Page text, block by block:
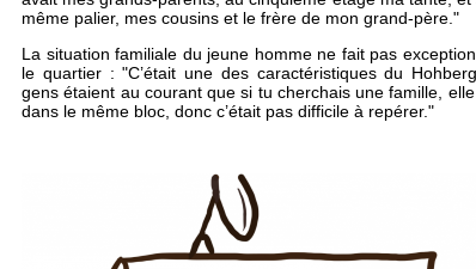
même palier, mes cousins et le frère de mon grand-père."
La situation familiale du jeune homme ne fait pas
le quartier : "C’était une des caractéristiques du
gens étaient au courant que si tu cherchais une famille,
dans le même bloc, donc c’était pas difficile à repérer."